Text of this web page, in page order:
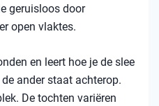
geruisloos door
open vlaktes.
en leert hoe je de slee
ander staat achterop.
De tochten variëren